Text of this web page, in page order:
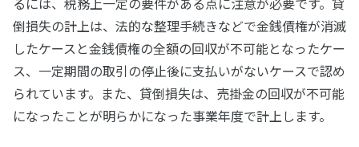
倒損失の計上は、法的な整理手続きなどで金銭債権が消滅
したケースと金銭債権の全額の回収が不可能となったケー
ス、一定期間の取引の停止後に支払いがないケースで認め
られています。また、貸倒損失は、売掛金の回収が不可能
になったことが明らかになった事業年度で計上します。